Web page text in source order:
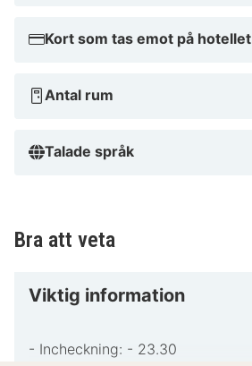
Kort som tas emot på hotellet
Antal rum
Talade språk
Bra att veta
Viktig information
- Incheckning: - 23.30